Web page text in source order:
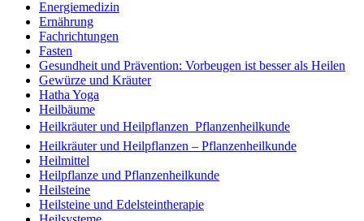
Energiemedizin
Ernährung
Fachrichtungen
Fasten
Gesundheit und Prävention: Vorbeugen ist besser als Heilen
Gewürze und Kräuter
Hatha Yoga
Heilbäume
Heilkräuter und Heilpflanzen  Pflanzenheilkunde
Heilkräuter und Heilpflanzen – Pflanzenheilkunde
Heilmittel
Heilpflanze und Pflanzenheilkunde
Heilsteine
Heilsteine und Edelsteintherapie